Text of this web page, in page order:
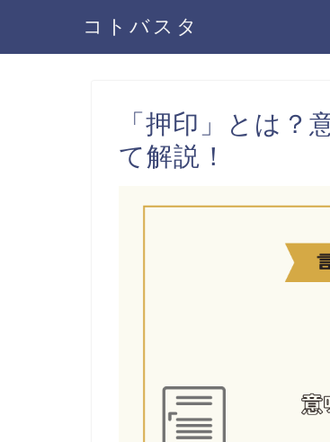
コトバスタ
「押印」とは？
て解説！